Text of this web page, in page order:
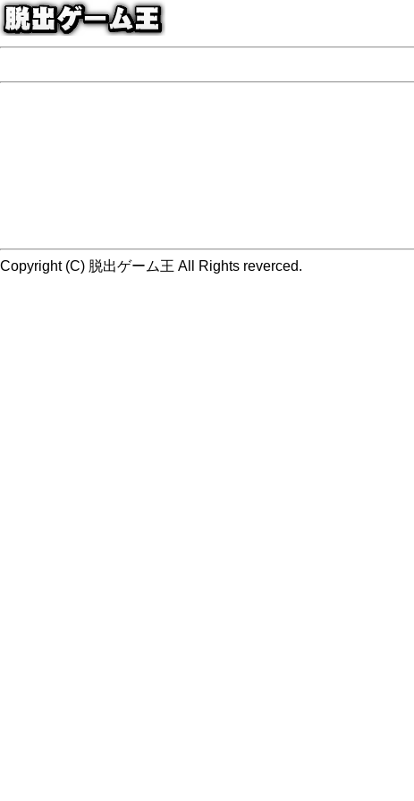
Copyright (C) 脱出ゲーム王 All Rights reverced.